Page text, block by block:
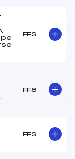
FFS
FFS
FFS